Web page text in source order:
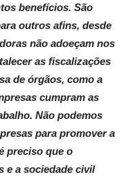
benefícios. São
outros afins, desde
não adoeçam nos
as fiscalizações
de órgãos, como a
cumpram as
Não podemos
para promover a
preciso que o
e a sociedade civil